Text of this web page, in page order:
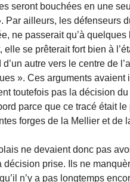
seront bouchées en une
Par ailleurs, les défenseurs
ne passerait qu’à
elle se prêterait fort bien à
autre vers le centre de
». Ces arguments
toutefois pas la décision
parce que ce tracé était
forges de la Mellier et de
ne devaient donc pas
décision prise. Ils ne
n’y a pas longtemps